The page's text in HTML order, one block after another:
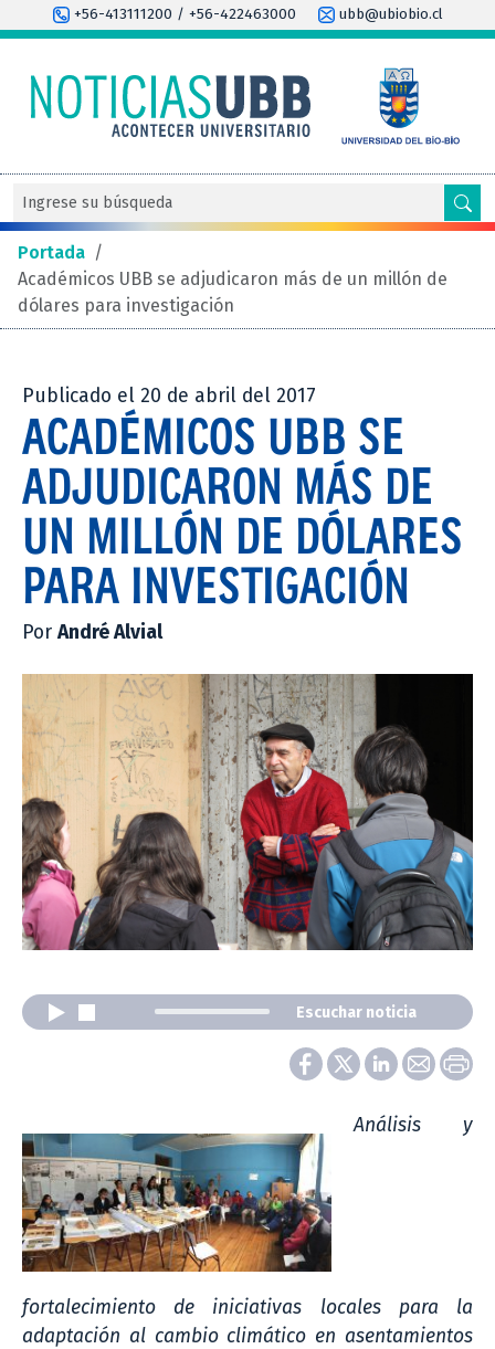
+56-413111200 / +56-422463000 ubb@ubiobio.cl
Portada /
Académicos UBB se adjudicaron más de un millón de
dólares para investigación
Publicado el 20 de abril del 2017
ACADÉMICOS UBB SE
ADJUDICARON MÁS DE
UN MILLÓN DE DÓLARES
PARA INVESTIGACIÓN
Por André Alvial
Escuchar noticia
Análisis y
fortalecimiento de iniciativas locales para la
adaptación al cambio climático en asentamientos